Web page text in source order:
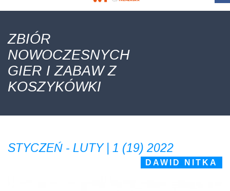
ZBIÓR
NOWOCZESNYCH
GIER I ZABAW Z
KOSZYKÓWKI
STYCZEŃ - LUTY | 1 (19) 2022
DAWID NITKA